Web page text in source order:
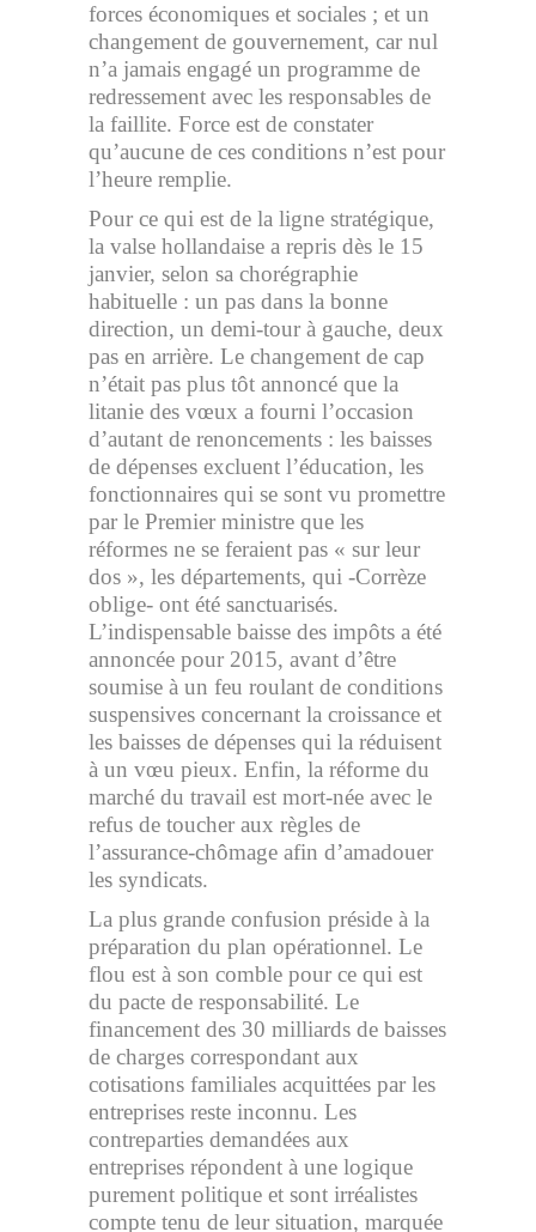
forces économiques et sociales ; et un
changement de gouvernement, car nul
n’a jamais engagé un programme de
redressement avec les responsables de
la faillite. Force est de constater
qu’aucune de ces conditions n’est pour
l’heure remplie.
Pour ce qui est de la ligne stratégique,
la valse hollandaise a repris dès le 15
janvier, selon sa chorégraphie
habituelle : un pas dans la bonne
direction, un demi-tour à gauche, deux
pas en arrière. Le changement de cap
n’était pas plus tôt annoncé que la
litanie des vœux a fourni l’occasion
d’autant de renoncements : les baisses
de dépenses excluent l’éducation, les
fonctionnaires qui se sont vu promettre
par le Premier ministre que les
réformes ne se feraient pas « sur leur
dos », les départements, qui -Corrèze
oblige- ont été sanctuarisés.
L’indispensable baisse des impôts a été
annoncée pour 2015, avant d’être
soumise à un feu roulant de conditions
suspensives concernant la croissance et
les baisses de dépenses qui la réduisent
à un vœu pieux. Enfin, la réforme du
marché du travail est mort-née avec le
refus de toucher aux règles de
l’assurance-chômage afin d’amadouer
les syndicats.
La plus grande confusion préside à la
préparation du plan opérationnel. Le
flou est à son comble pour ce qui est
du pacte de responsabilité. Le
financement des 30 milliards de baisses
de charges correspondant aux
cotisations familiales acquittées par les
entreprises reste inconnu. Les
contreparties demandées aux
entreprises répondent à une logique
purement politique et sont irréalistes
compte tenu de leur situation, marquée